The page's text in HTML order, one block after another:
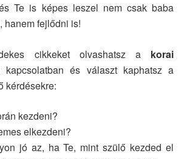
Te is képes leszel nem csak baba
hanem fejlődni is!
cikkeket olvashatsz a korai
kapcsolatban és választ kaphatsz a
kérdésekre:
kezdeni?
elkezdeni?
jó az, ha Te, mint szülő kezded el